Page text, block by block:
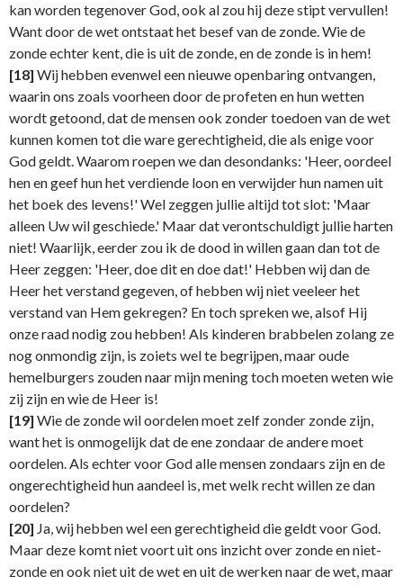
kan worden tegenover God, ook al zou hij deze stipt vervullen!
Want door de wet ontstaat het besef van de zonde. Wie de
zonde echter kent, die is uit de zonde, en de zonde is in hem!
[18] Wij hebben evenwel een nieuwe openbaring ontvangen,
waarin ons zoals voorheen door de profeten en hun wetten
wordt getoond, dat de mensen ook zonder toedoen van de wet
kunnen komen tot die ware gerechtigheid, die als enige voor
God geldt. Waarom roepen we dan desondanks: 'Heer, oordeel
hen en geef hun het verdiende loon en verwijder hun namen uit
het boek des levens!' Wel zeggen jullie altijd tot slot: 'Maar
alleen Uw wil geschiede.' Maar dat verontschuldigt jullie harten
niet! Waarlijk, eerder zou ik de dood in willen gaan dan tot de
Heer zeggen: 'Heer, doe dit en doe dat!' Hebben wij dan de
Heer het verstand gegeven, of hebben wij niet veeleer het
verstand van Hem gekregen? En toch spreken we, alsof Hij
onze raad nodig zou hebben! Als kinderen brabbelen zolang ze
nog onmondig zijn, is zoiets wel te begrijpen, maar oude
hemelburgers zouden naar mijn mening toch moeten weten wie
zij zijn en wie de Heer is!
[19] Wie de zonde wil oordelen moet zelf zonder zonde zijn,
want het is onmogelijk dat de ene zondaar de andere moet
oordelen. Als echter voor God alle mensen zondaars zijn en de
ongerechtigheid hun aandeel is, met welk recht willen ze dan
oordelen?
[20] Ja, wij hebben wel een gerechtigheid die geldt voor God.
Maar deze komt niet voort uit ons inzicht over zonde en niet-
zonde en ook niet uit de wet en uit de werken naar de wet, maar